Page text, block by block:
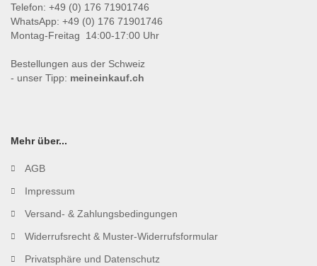
Telefon: +49 (0) 176 71901746
WhatsApp: +49 (0) 176 71901746
Montag-Freitag 14:00-17:00 Uhr
Bestellungen aus der Schweiz
- unser Tipp: meineinkauf.ch
Mehr über...
AGB
Impressum
Versand- & Zahlungsbedingungen
Widerrufsrecht & Muster-Widerrufsformular
Privatsphäre und Datenschutz